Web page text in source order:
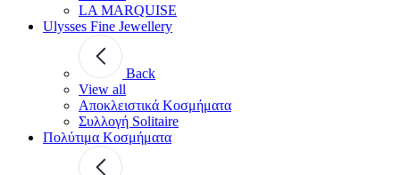
LA MARQUISE
Ulysses Fine Jewellery
Back
View all
Αποκλειστικά Κοσμήματα
Συλλογή Solitaire
Πολύτιμα Κοσμήματα